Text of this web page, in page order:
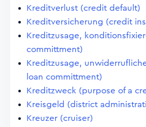
Kreditverlust (credit default)
Kreditversicherung (credit
Kreditzusage,
committment)
Kreditzusage,
loan committment)
Kreditzweck (purpose of a
Kreisgeld (district
Kreuzer (cruiser)